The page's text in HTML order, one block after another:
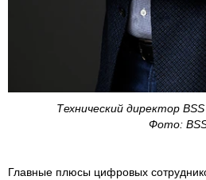
Технический директор
Фото:
Главные плюсы цифровых